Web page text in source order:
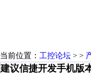
当前位置： 工控论坛 > >
建议信捷开发手机版